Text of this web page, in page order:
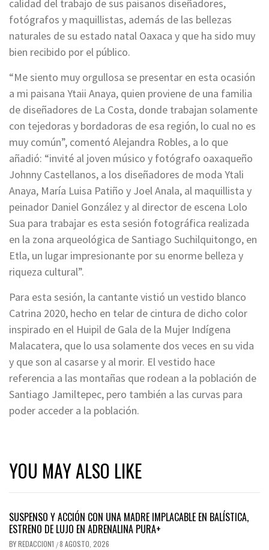
calidad del trabajo de sus paisanos diseñadores,
fotógrafos y maquillistas, además de las bellezas
naturales de su estado natal Oaxaca y que ha sido muy
bien recibido por el público.
“Me siento muy orgullosa se presentar en esta ocasión
a mi paisana Ytaii Anaya, quien proviene de una familia
de diseñadores de La Costa, donde trabajan solamente
con tejedoras y bordadoras de esa región, lo cual no es
muy común”, comentó Alejandra Robles, a lo que
añadió: “invité al joven músico y fotógrafo oaxaqueño
Johnny Castellanos, a los diseñadores de moda Ytali
Anaya, María Luisa Patiño y Joel Anala, al maquillista y
peinador Daniel González y al director de escena Lolo
Sua para trabajar es esta sesión fotográfica realizada
en la zona arqueológica de Santiago Suchilquitongo, en
Etla, un lugar impresionante por su enorme belleza y
riqueza cultural”.
Para esta sesión, la cantante vistió un vestido blanco
Catrina 2020, hecho en telar de cintura de dicho color
inspirado en el Huipil de Gala de la Mujer Indígena
Malacatera, que lo usa solamente dos veces en su vida
y que son al casarse y al morir. El vestido hace
referencia a las montañas que rodean a la población de
Santiago Jamiltepec, pero también a las curvas para
poder acceder a la población.
YOU MAY ALSO LIKE
SUSPENSO Y ACCIÓN CON UNA MADRE IMPLACABLE EN BALÍSTICA,
ESTRENO DE LUJO EN ADRENALINA PURA+
BYREDACCION1 /8 AGOSTO, 2026